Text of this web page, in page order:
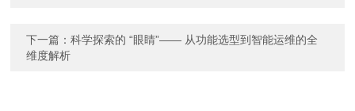
下一篇：科学探索的 “眼睛”—— 从功能选型到智能运维的全
维度解析